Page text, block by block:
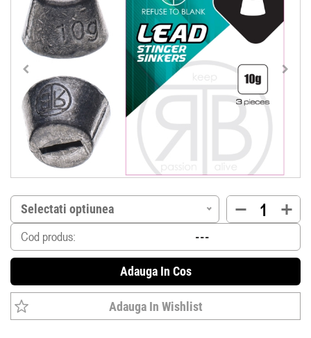
Selectati optiunea
Cod produs:
Adauga In Cos
Adauga In Wishlist